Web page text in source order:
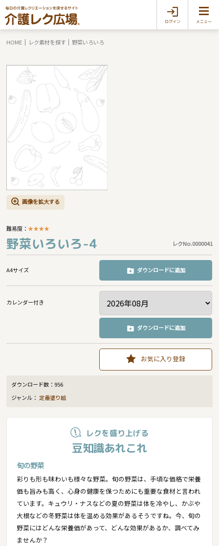
ログイン メニュー
HOME レク素材を探す 野菜いろいろ
画像を拡大する
難易度：★★★★
野菜いろいろ-4 レクNo.0000041
A4サイズ ダウンロードに追加
カレンダー付き
ダウンロードに追加
お気に入り登録
ダウンロード数： 956
ジャンル： 定番塗り絵
レクを盛り上げる
豆知識あれこれ
旬の野菜
彩りも形も味わいも様々な野菜。旬の野菜は、手頃な価格で栄養
価も旨みも高く、心身の健康を保つためにも重要な食材と言われ
ています。キュウリ・ナスなどの夏の野菜は体を冷やし、かぶや
大根などの冬野菜は体を温める効果があるそうですね。今、旬の
野菜にはどんな栄養価があって、どんな効果があるか、調べてみ
ませんか？